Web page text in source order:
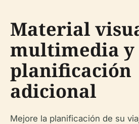
Material
multimedia y
planificación
adicional
Mejore la planificación de su